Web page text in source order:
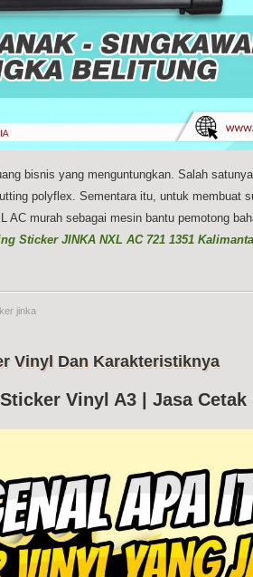
bisnis yang menguntungkan. Salah
polyflex. Sementara itu, untuk membuat
AC murah sebagai mesin bantu pemotong
Sticker JINKA NXL AC 721 1351
jinka
Vinyl Dan Karakteristiknya
Vinyl A3 | Jasa Cetak